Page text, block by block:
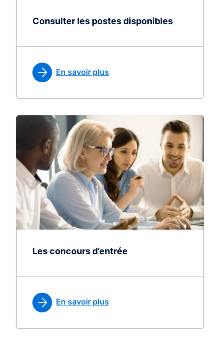
Consulter les postes disponibles
En savoir plus
Les concours d’entrée
En savoir plus